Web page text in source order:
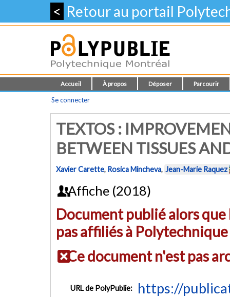
< Retour au portail
Accueil À propos Déposer Parcourir
Se connecter
TEXTOS :
BETWEEN TISSUES
Xavier Carette, Rosica Mincheva, Jean-Marie Raquez
Affiche (2018)
Document publié alors
pas affiliés à
Ce document n'est pas
URL de PolyPublie: https://